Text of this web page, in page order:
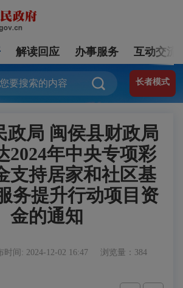
解读回应 办事服务 互动交流
长者模式
政局 闽侯县财政局
2024年中央专项彩
支持居家和社区基
务提升行动项目资
金的通知
时间: 2024-12-02 16:47 浏览量：384